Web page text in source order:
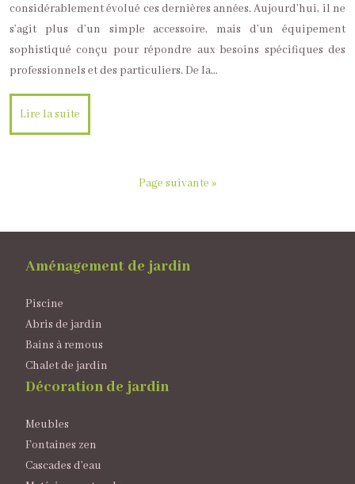
considérablement évolué ces dernières années. Aujourd’hui, il ne
s’agit plus d’un simple accessoire, mais d’un équipement
sophistiqué conçu pour répondre aux besoins spécifiques des
professionnels et des particuliers. De la…
Lire la suite
Page suivante »
Aménagement de jardin
Piscine
Abris de jardin
Bains à remous
Chalet de jardin
Décoration de jardin
Meubles
Fontaines zen
Cascades d’eau